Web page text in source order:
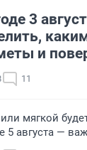
3
и
11
мягкой
5 августа —